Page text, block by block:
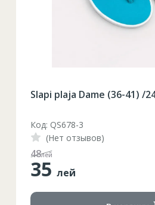
Slapi plaja Dame (36-41) /24
Код: QS678-3
(Нет отзывов)
48лей
35 лей